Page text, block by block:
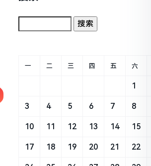
一 二 三 四 五 六
1
3 4 5 6 7 8
10 11 12 13 14 15
17 18 19 20 21 22